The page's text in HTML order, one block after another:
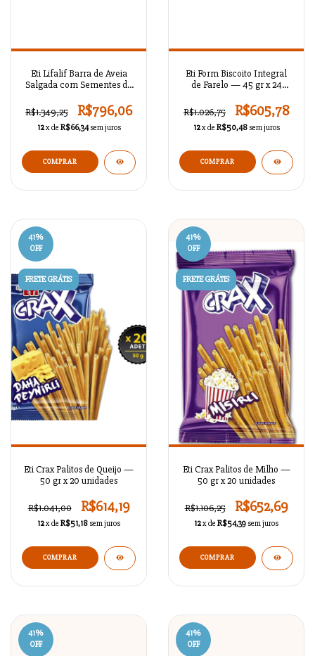
Eti Lifalif Barra de Aveia
Salgada com Sementes de
16 unidades
R$1.349,25 R$796,06
12x de R$66,34 sem juros
Eti Form Biscoito Integral
de Farelo — 45 gr x 24
R$1.026,75
R$605,78
12x de R$50,48 sem juros
41%
OFF
FRETE GRÁTIS
Eti Crax Palitos de Queijo —
50 gr x 20 unidades
R$1.041,00 R$614,19
12x de R$51,18 sem juros
41%
OFF
FRETE GRÁTIS
Eti Crax Palitos de Milho —
50 gr x 20 unidades
R$1.106,25 R$652,69
12x de R$54,39 sem juros
41%
OFF
41%
OFF